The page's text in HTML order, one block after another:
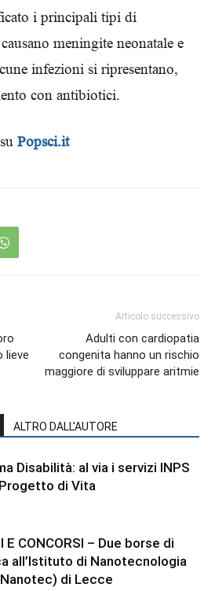
i principali tipi di
meningite neonatale e
infezioni si ripresentano,
con antibiotici.
Popsci.it
lieve
Articolo successivo
Adulti con cardiopatia
congenita hanno un rischio
maggiore di sviluppare aritmie
ALTRO DALL'AUTORE
Disabilità: al via i servizi INPS
di Vita
E CONCORSI – Due borse di
all’Istituto di Nanotecnologia
Nanotec) di Lecce